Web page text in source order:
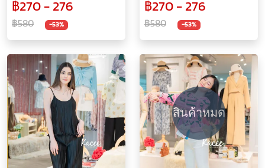
฿270 - 276
฿580 -53%
฿270 - 276
฿580 -53%
สินค้าหมด